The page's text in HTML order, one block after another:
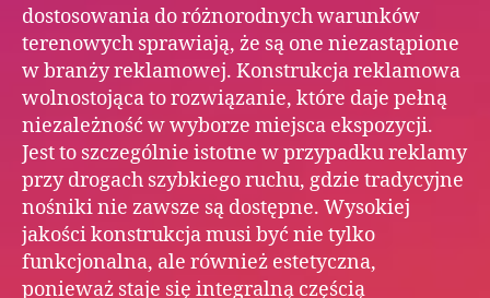
dostosowania do różnorodnych warunków
terenowych sprawiają, że są one niezastąpione
w branży reklamowej. Konstrukcja reklamowa
wolnostojąca to rozwiązanie, które daje pełną
niezależność w wyborze miejsca ekspozycji.
Jest to szczególnie istotne w przypadku reklamy
przy drogach szybkiego ruchu, gdzie tradycyjne
nośniki nie zawsze są dostępne. Wysokiej
jakości konstrukcja musi być nie tylko
funkcjonalna, ale również estetyczna,
ponieważ staje się integralną częścią